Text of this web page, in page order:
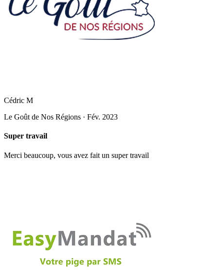
Cédric M
Le Goût de Nos Régions · Fév. 2023
Super travail
Merci beaucoup, vous avez fait un super travail